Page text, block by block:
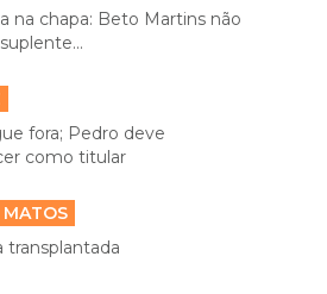
na chapa: Beto Martins não
fora; Pedro deve
como titular
MATOS
transplantada